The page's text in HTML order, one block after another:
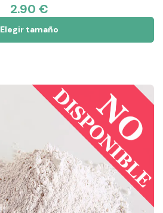
2.90 €
Elegir tamaño